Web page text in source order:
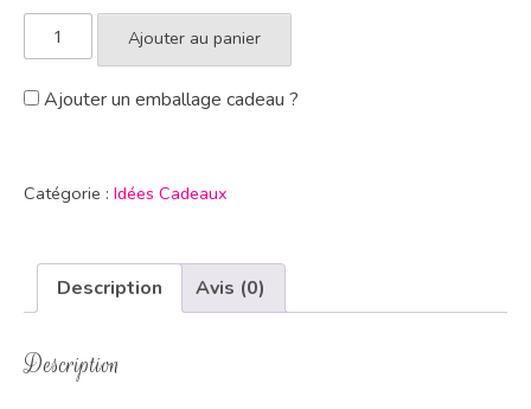
Ajouter au panier
Ajouter un emballage cadeau ?
Catégorie : Idées Cadeaux
Description Avis (0)
Description